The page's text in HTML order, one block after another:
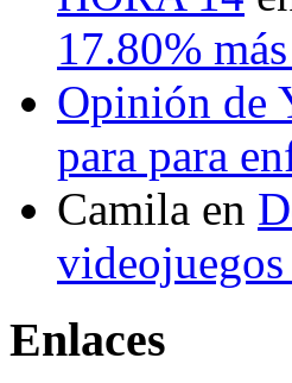
17.80%
Opinión de
para para
Camila en
Enlaces